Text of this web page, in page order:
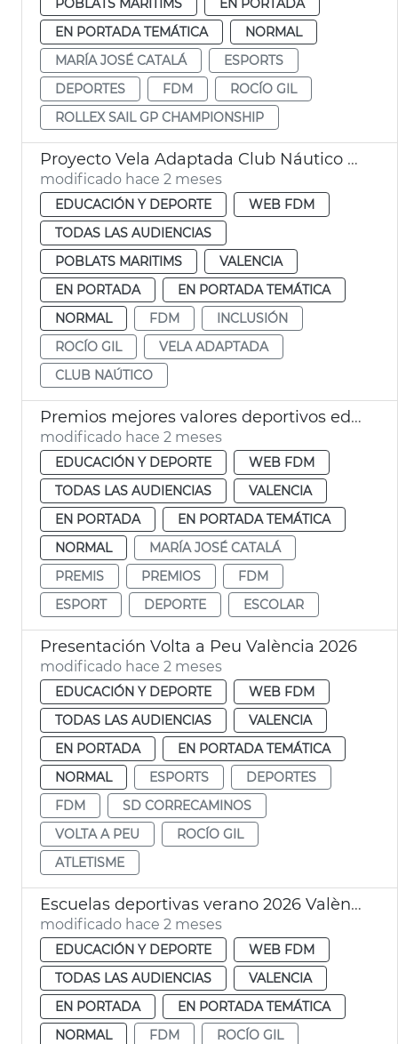
EN PORTADA TEMÁTICA
NORMAL
MARÍA JOSÉ CATALÁ
ESPORTS
DEPORTES
FDM
ROCÍO GIL
ROLLEX SAIL GP CHAMPIONSHIP
Proyecto Vela Adaptada Club Náutico València
modificado hace 2 meses
EDUCACIÓN Y DEPORTE
WEB FDM
TODAS LAS AUDIENCIAS
POBLATS MARITIMS
VALENCIA
EN PORTADA
EN PORTADA TEMÁTICA
NORMAL
FDM
INCLUSIÓN
ROCÍO GIL
VELA ADAPTADA
CLUB NAÚTICO
Premios mejores valores deportivos edad escolar València
modificado hace 2 meses
EDUCACIÓN Y DEPORTE
WEB FDM
TODAS LAS AUDIENCIAS
VALENCIA
EN PORTADA
EN PORTADA TEMÁTICA
NORMAL
MARÍA JOSÉ CATALÁ
PREMIS
PREMIOS
FDM
ESPORT
DEPORTE ESCOLAR
Presentación Volta a Peu València 2026
modificado hace 2 meses
EDUCACIÓN Y DEPORTE
WEB FDM
TODAS LAS AUDIENCIAS
VALENCIA
EN PORTADA
EN PORTADA TEMÁTICA
NORMAL
ESPORTS
DEPORTES
FDM
SD CORRECAMINOS
VOLTA A PEU
ROCÍO GIL
ATLETISME
Escuelas deportivas verano 2026 València FDM
modificado hace 2 meses
EDUCACIÓN Y DEPORTE
WEB FDM
TODAS LAS AUDIENCIAS
VALENCIA
EN PORTADA
EN PORTADA TEMÁTICA
NORMAL
FDM
ROCÍO GIL